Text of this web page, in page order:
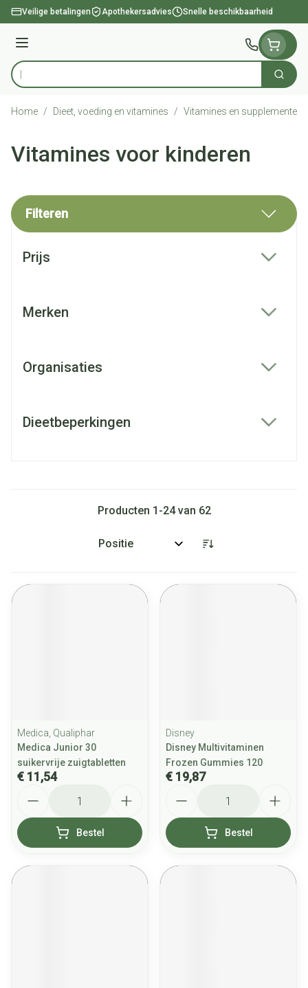
Ga naar de inhoud
Veilige betalingen Apothekersadvies Snelle beschikbaarheid
Menu
Product, merk, categorie... Zoek
Home / Dieet, voeding en vitamines / Vitamines en supplementen
Vitamines voor kinderen
Filteren
Prijs
Merken
Organisaties
Dieetbeperkingen
Producten 1 -24van 62
Sorteer op:
Medica, Qualiphar
Medica Junior 30
suikervrije zuigtabletten
€ 11,54
Bestel
Disney
Disney Multivitaminen
Frozen Gummies 120
€ 19,87
Bestel